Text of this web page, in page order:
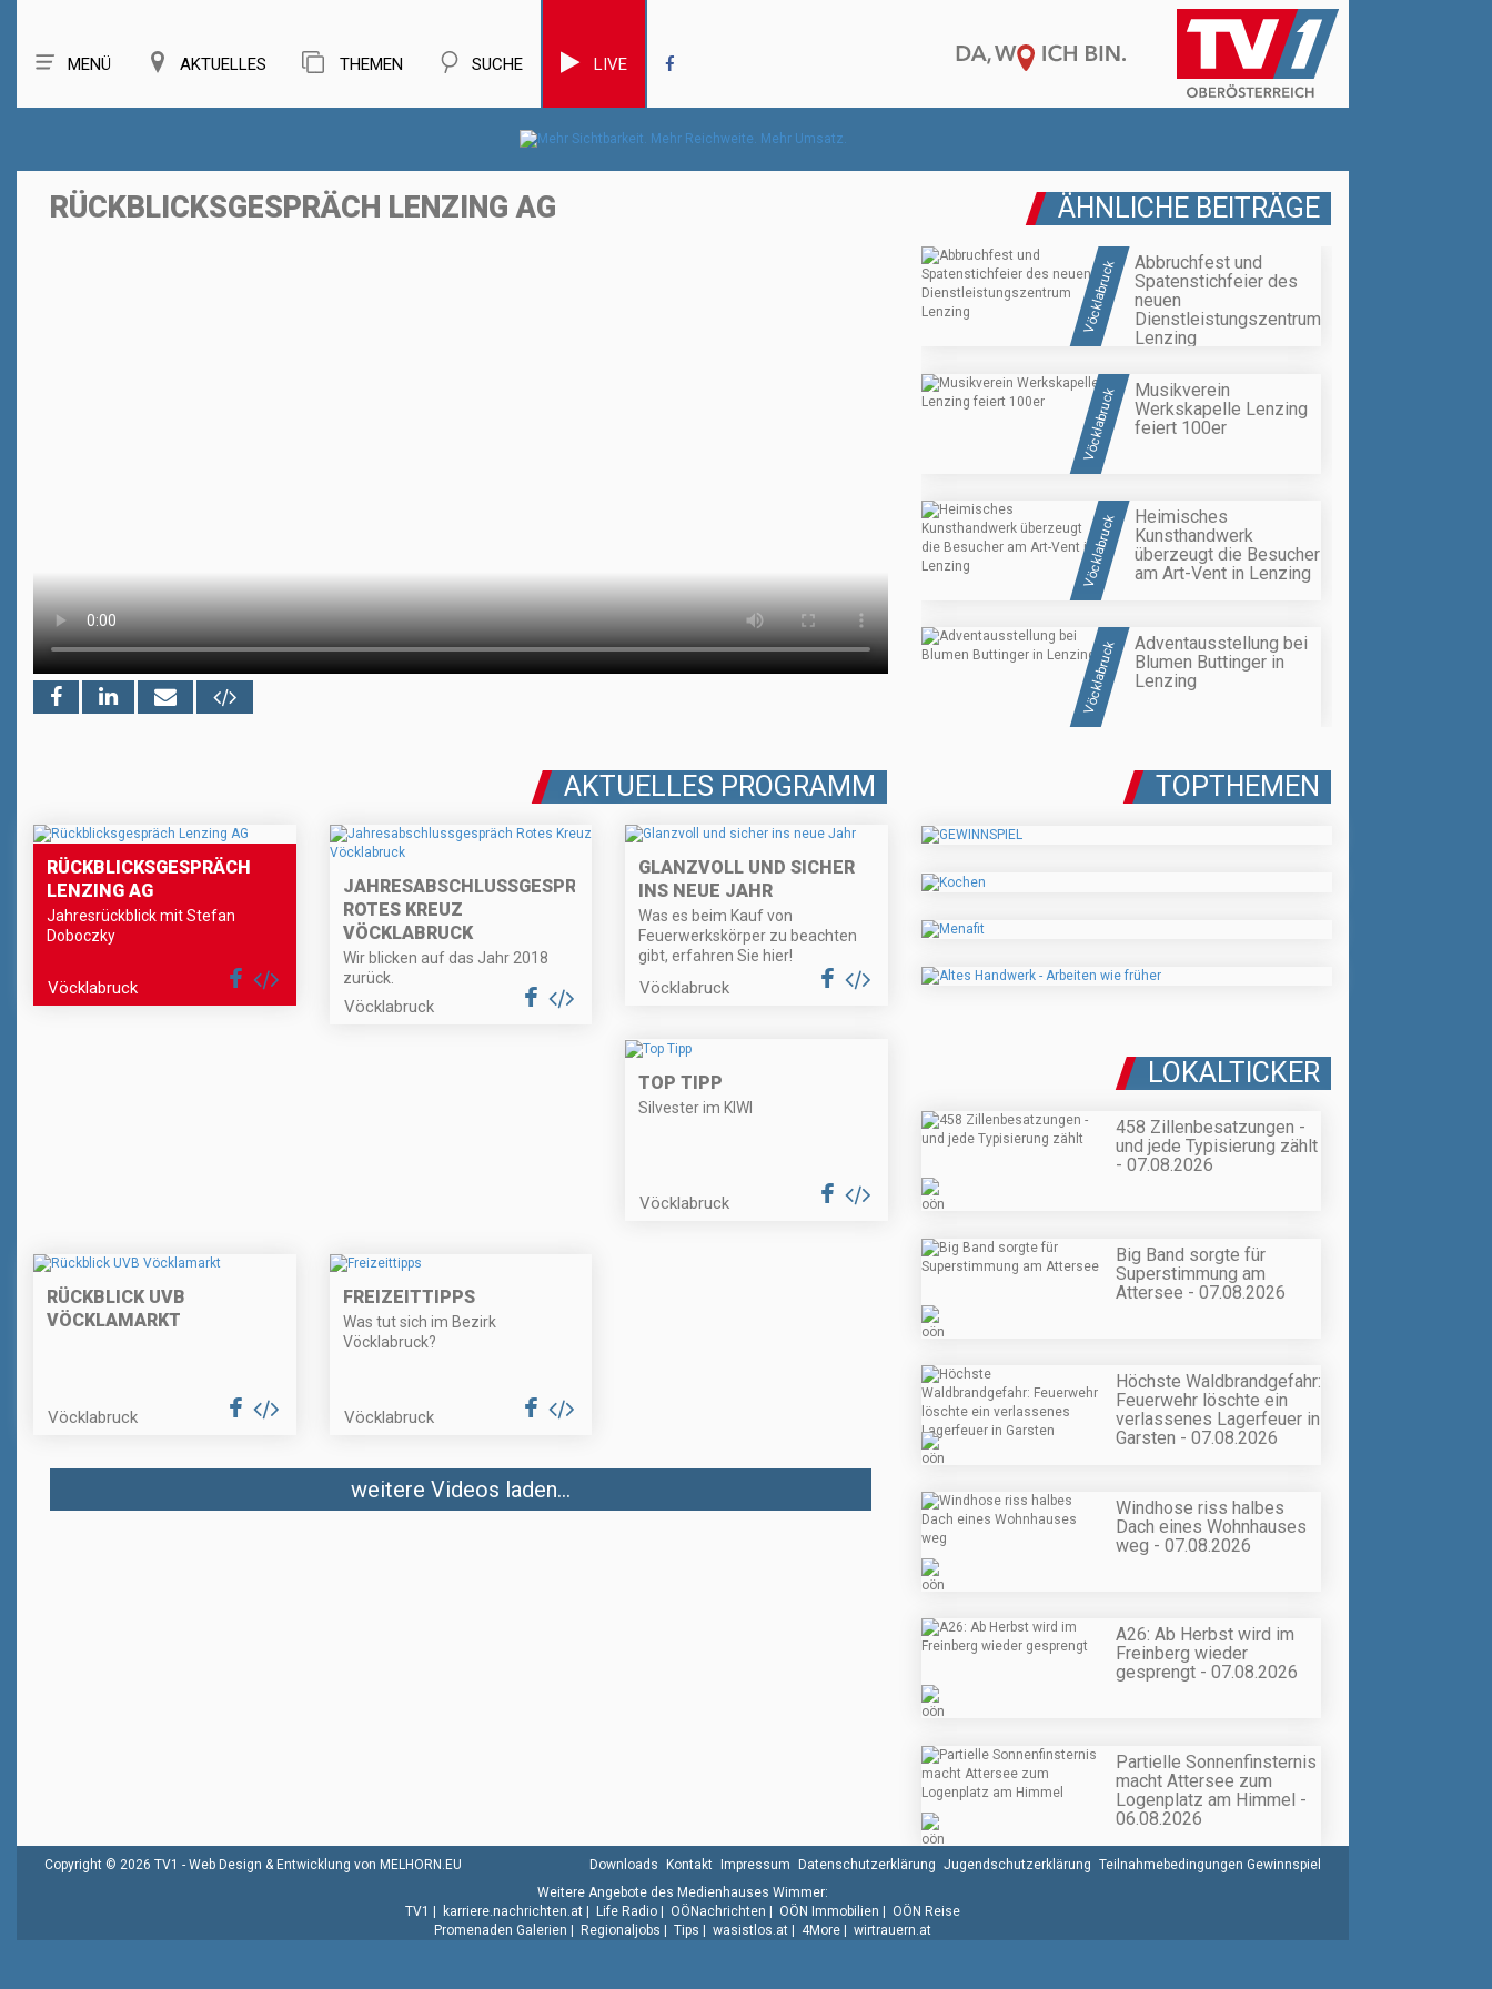
MENÜ AKTUELLES THEMEN SUCHE LIVE
RÜCKBLICKSGESPRÄCH LENZING AG ÄHNLICHE BEITRÄGE
Vöcklabruck
Abbruchfest und
Spatenstichfeier des
neuen
Dienstleistungszentrum
Lenzing
Vöcklabruck
Musikverein
Werkskapelle Lenzing
feiert 100er
Vöcklabruck
Heimisches
Kunsthandwerk
überzeugt die Besucher
am Art-Vent in Lenzing
Vöcklabruck
Adventausstellung bei
Blumen Buttinger in
Lenzing
AKTUELLES PROGRAMM
RÜCKBLICKSGESPRÄCH
LENZING AG
Jahresrückblick mit Stefan
Doboczky
Vöcklabruck
JAHRESABSCHLUSSGESPRÄCH
ROTES KREUZ
VÖCKLABRUCK
Wir blicken auf das Jahr 2018
zurück.
Vöcklabruck
GLANZVOLL UND SICHER
INS NEUE JAHR
Was es beim Kauf von
Feuerwerkskörper zu beachten
gibt, erfahren Sie hier!
Vöcklabruck
TOP TIPP
Silvester im KIWI
Vöcklabruck
RÜCKBLICK UVB
VÖCKLAMARKT
Vöcklabruck
FREIZEITTIPPS
Was tut sich im Bezirk
Vöcklabruck?
Vöcklabruck
weitere Videos laden...
TOPTHEMEN
LOKALTICKER
458 Zillenbesatzungen -
und jede Typisierung zählt
- 07.08.2026
Big Band sorgte für
Superstimmung am
Attersee - 07.08.2026
Höchste Waldbrandgefahr:
Feuerwehr löschte ein
verlassenes Lagerfeuer in
Garsten - 07.08.2026
Windhose riss halbes
Dach eines Wohnhauses
weg - 07.08.2026
A26: Ab Herbst wird im
Freinberg wieder
gesprengt - 07.08.2026
Partielle Sonnenfinsternis
macht Attersee zum
Logenplatz am Himmel -
06.08.2026
Copyright © 2026 TV1 - Web Design & Entwicklung von MELHORN.EU Downloads Kontakt Impressum Datenschutzerklärung Jugendschutzerklärung Teilnahmebedingungen Gewinnspiel
Weitere Angebote des Medienhauses Wimmer:
TV1 | karriere.nachrichten.at | Life Radio | OÖNachrichten | OÖN Immobilien | OÖN Reise
Promenaden Galerien | Regionaljobs | Tips | wasistlos.at | 4More | wirtrauern.at